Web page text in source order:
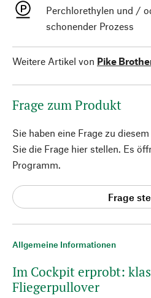
Allgemeine Informationen
Im Cockpit erprobt:
Fliegerpullover
Perchlorethylen und /
schonender Prozess
Weitere Artikel von Pike
Frage zum Produkt
Sie haben eine Frage zu
Sie die Frage hier stellen. Es
Programm.
Frage